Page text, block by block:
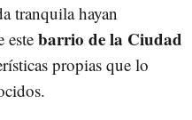
tranquila hayan
este barrio de la Ciudad
propias que lo